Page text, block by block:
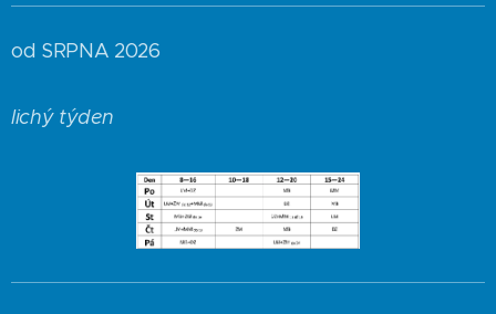
od SRPNA 2026
lichý týden